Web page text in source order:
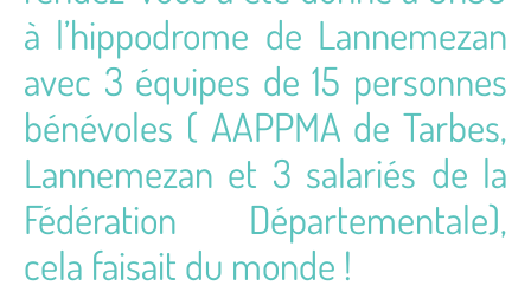
à l’hippodrome de Lannemezan
avec 3 équipes de 15 personnes
bénévoles ( AAPPMA de Tarbes,
Lannemezan et 3 salariés de la
Fédération Départementale),
cela faisait du monde !